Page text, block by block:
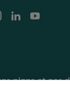
linkedinyoutube
plans et